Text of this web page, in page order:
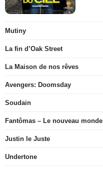
Mutiny
La fin d’Oak Street
La Maison de nos rêves
Avengers: Doomsday
Soudain
Fantômas – Le nouveau monde
Justin le Juste
Undertone